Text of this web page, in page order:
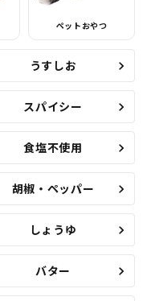
ペットおやつ
うすしお
スパイシー
食塩不使用
胡椒・ペッパー
しょうゆ
バター